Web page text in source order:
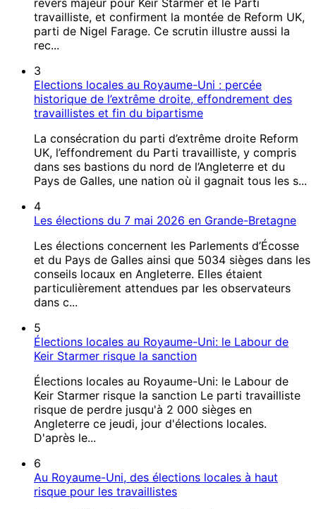
revers majeur pour Keir Starmer et le Parti
travailliste, et confirment la montée de Reform UK,
parti de Nigel Farage. Ce scrutin illustre aussi la
rec...
3
Elections locales au Royaume-Uni : percée
historique de l’extrême droite, effondrement des
travaillistes et fin du bipartisme
La consécration du parti d’extrême droite Reform
UK, l’effondrement du Parti travailliste, y compris
dans ses bastions du nord de l’Angleterre et du
Pays de Galles, une nation où il gagnait tous les s...
4
Les élections du 7 mai 2026 en Grande-Bretagne
Les élections concernent les Parlements d’Écosse
et du Pays de Galles ainsi que 5034 sièges dans les
conseils locaux en Angleterre. Elles étaient
particulièrement attendues par les observateurs
dans c...
5
Élections locales au Royaume-Uni: le Labour de
Keir Starmer risque la sanction
Élections locales au Royaume-Uni: le Labour de
Keir Starmer risque la sanction Le parti travailliste
risque de perdre jusqu'à 2 000 sièges en
Angleterre ce jeudi, jour d'élections locales.
D'après le...
6
Au Royaume-Uni, des élections locales à haut
risque pour les travaillistes